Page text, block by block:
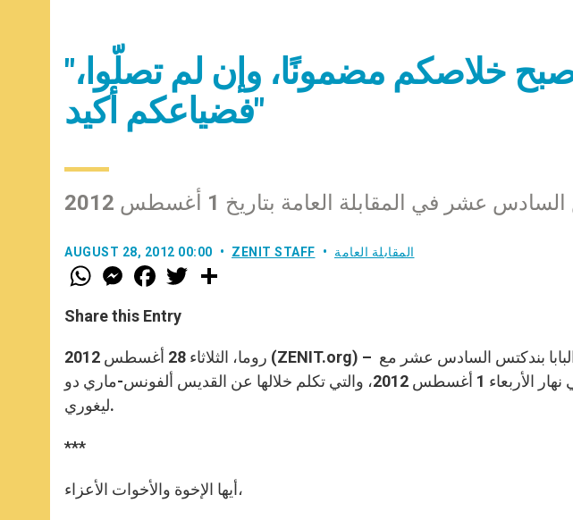
"إن صليتم، أصبح خلاصكم مضمونًا، وإن لم تصلّوا،
فضياعكم أكيد"
عشر في المقابلة العامة بتاريخ 1 أغسطس 2012
AUGUST 28, 2012 00:00 ZENIT STAFF المقابلة العامة
W
h
t
s
p
p
M
e
s
e
g
e
r
F
a
e
b
o
k
w
r
Share this Entry
روما، الثلاثاء 28 أغسطس 2012 (ZENIT.org) – ننشر في ما يلي المقابلة العامة لقداسة البابا بندكتس السادس عشر مع
المؤمنين في القصر الرسولي الصيفي نهار الأربعاء 1 أغسطس 2012، والتي تكلم خلالها عن القديس ألفونس-ماري دو
ليغوري.
***
أيها الإخوة والأخوات الأعزاء،